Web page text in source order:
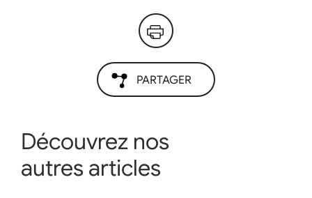
PARTAGER
Découvrez nos
autres articles